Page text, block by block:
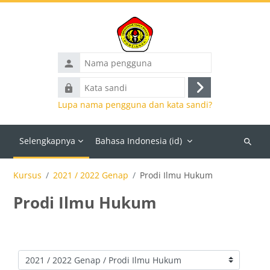
Nama
pengguna
Kata
sandi
Masuk
Lupa nama pengguna dan kata sandi?
Selengkapnya Bahasa Indonesia ‎(id)‎
Cari
Kursus 2021 / 2022 Genap Prodi Ilmu Hukum
Prodi Ilmu Hukum
Kategori kursus